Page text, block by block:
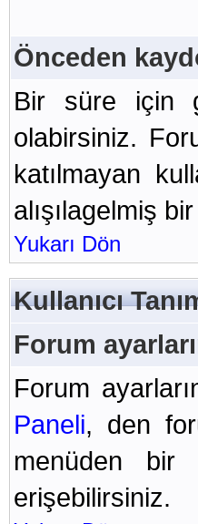
Önceden
Bir süre için
olabirsiniz.
katılmayan
alışılagelmiş
Yukarı Dön
Kullanıcı
Forum
Forum
Paneli, den
menüden bir
erişebilirsiniz.